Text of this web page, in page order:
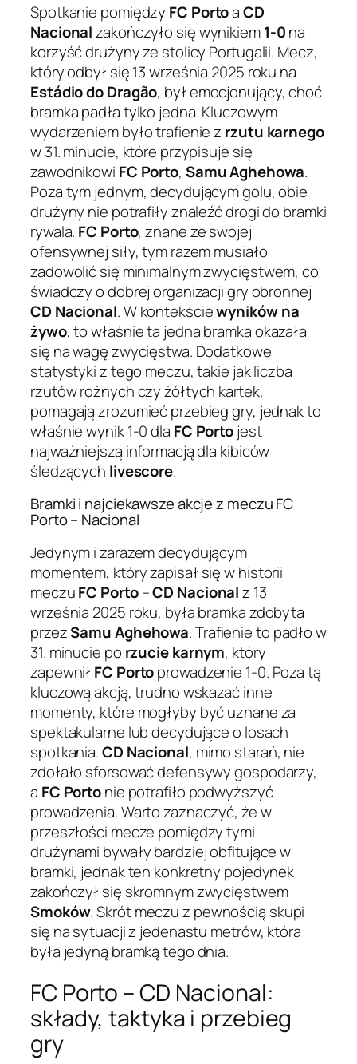
Spotkanie pomiędzy FC PortoaCD
Nacionalzakończyło się wynikiem1-0na
korzyść drużyny ze stolicy Portugalii. Mecz,
który odbył się 13 września 2025 roku na
Estádio do Dragão, był emocjonujący, choć
bramka padła tylko jedna. Kluczowym
wydarzeniem było trafienie z rzutu karnego
w 31. minucie, które przypisuje się
zawodnikowi FC Porto, Samu Aghehowa.
Poza tym jednym, decydującym golu, obie
drużyny nie potrafiły znaleźć drogi do bramki
rywala. FC Porto, znane ze swojej
ofensywnej siły, tym razem musiało
zadowolić się minimalnym zwycięstwem, co
świadczy o dobrej organizacji gry obronnej
CD Nacional. W kontekściewyników na
żywo, to właśnie ta jedna bramka okazała
się na wagę zwycięstwa. Dodatkowe
statystyki z tego meczu, takie jak liczba
rzutów rożnych czy żółtych kartek,
pomagają zrozumieć przebieg gry, jednak to
właśnie wynik 1-0 dla FC Portojest
najważniejszą informacją dla kibiców
śledzących livescore.
Bramki i najciekawsze akcje z meczu FC
Porto – Nacional
Jedynym i zarazem decydującym
momentem, który zapisał się w historii
meczuFC Porto–CD Nacionalz 13
września 2025 roku, była bramka zdobyta
przezSamu Aghehowa. Trafienie to padło w
31. minucie po rzucie karnym, który
zapewnił FC Portoprowadzenie 1-0. Poza tą
kluczową akcją, trudno wskazać inne
momenty, które mogłyby być uznane za
spektakularne lub decydujące o losach
spotkania.CD Nacional, mimo starań, nie
zdołało sforsować defensywy gospodarzy,
a FC Portonie potrafiło podwyższyć
prowadzenia. Warto zaznaczyć, że w
przeszłości mecze pomiędzy tymi
drużynami bywały bardziej obfitujące w
bramki, jednak ten konkretny pojedynek
zakończył się skromnym zwycięstwem
Smoków. Skrót meczu z pewnością skupi
się na sytuacji z jedenastu metrów, która
była jedyną bramką tego dnia.
FC Porto – CD Nacional:
składy, taktyka i przebieg
gry